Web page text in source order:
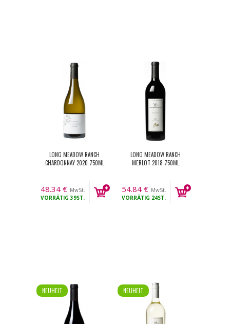
LONG MEADOW RANCH
CHARDONNAY 2020 750ML
48.34 € MwSt.
VORRÄTIG 39ST.
LONG MEADOW RANCH
MERLOT 2018 750ML
54.84 € MwSt.
VORRÄTIG 24ST.
NEUHEIT NEUHEIT